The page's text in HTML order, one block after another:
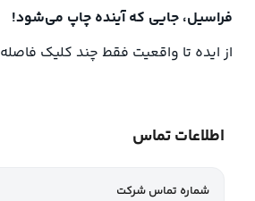
فراسیل، جایی که آینده چاپ می‌شود!
از ایده تا واقعیت فقط چند کلیک فاصله
اطلاعات تماس
شماره تماس شرکت